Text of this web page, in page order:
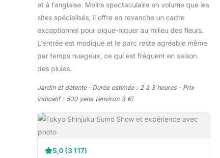
et à l’anglaise. Moins spectaculaire en volume que les
sites spécialisés, il offre en revanche un cadre
exceptionnel pour pique-niquer au milieu des fleurs.
L’entrée est modique et le parc reste agréable même
par temps nuageux, ce qui est fréquent en saison
des pluies.
Jardin et détente · Durée estimée : 2 à 3 heures · Prix
indicatif : 500 yens (environ 3 €)
5,0 (3 117)